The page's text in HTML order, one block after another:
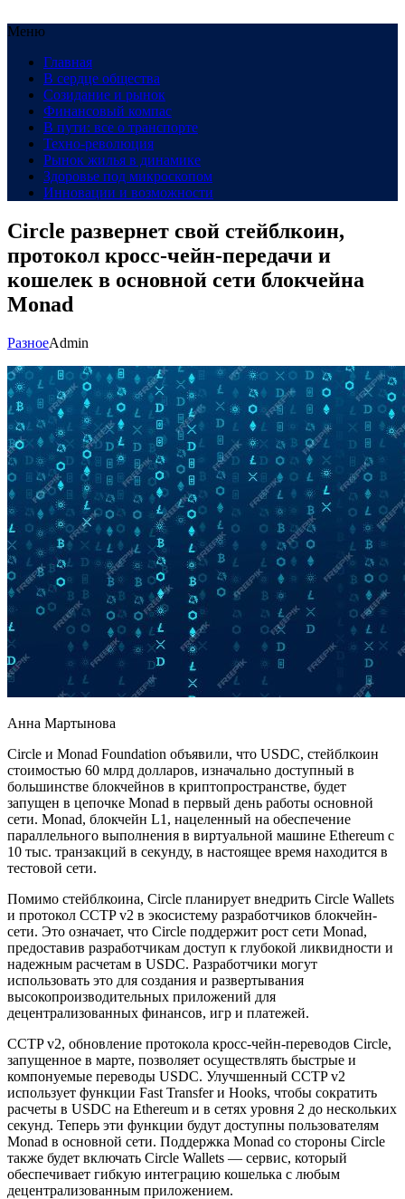
Меню
Главная
В сердце общества
Созидание и рынок
Финансовый компас
В пути: все о транспорте
Техно-революция
Рынок жилья в динамике
Здоровье под микроскопом
Инновации и возможности
Circle развернет свой стейблкоин,
протокол кросс-чейн-передачи и
кошелек в основной сети блокчейна
Monad
РазноеAdmin
Анна Мартынова
Circle и Monad Foundation объявили, что USDC, стейблкоин
стоимостью 60 млрд долларов, изначально доступный в
большинстве блокчейнов в криптопространстве, будет
запущен в цепочке Monad в первый день работы основной
сети. Monad, блокчейн L1, нацеленный на обеспечение
параллельного выполнения в виртуальной машине Ethereum с
10 тыс. транзакций в секунду, в настоящее время находится в
тестовой сети.
Помимо стейблкоина, Circle планирует внедрить Circle Wallets
и протокол CCTP v2 в экосистему разработчиков блокчейн-
сети. Это означает, что Circle поддержит рост сети Monad,
предоставив разработчикам доступ к глубокой ликвидности и
надежным расчетам в USDC. Разработчики могут
использовать это для создания и развертывания
высокопроизводительных приложений для
децентрализованных финансов, игр и платежей.
CCTP v2, обновление протокола кросс-чейн-переводов Circle,
запущенное в марте, позволяет осуществлять быстрые и
компонуемые переводы USDC. Улучшенный CCTP v2
использует функции Fast Transfer и Hooks, чтобы сократить
расчеты в USDC на Ethereum и в сетях уровня 2 до нескольких
секунд. Теперь эти функции будут доступны пользователям
Monad в основной сети. Поддержка Monad со стороны Circle
также будет включать Circle Wallets — сервис, который
обеспечивает гибкую интеграцию кошелька с любым
децентрализованным приложением.